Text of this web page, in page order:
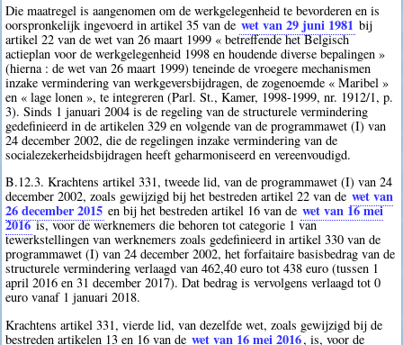
Die maatregel is aangenomen om de werkgelegenheid te bevorderen en is
oorspronkelijk ingevoerd in artikel 35 van de wet van 29 juni 1981 bij
artikel 22 van de wet van 26 maart 1999 « betreffende het Belgisch
actieplan voor de werkgelegenheid 1998 en houdende diverse bepalingen »
(hierna : de wet van 26 maart 1999) teneinde de vroegere mechanismen
inzake vermindering van werkgeversbijdragen, de zogenoemde « Maribel »
en « lage lonen », te integreren (Parl. St., Kamer, 1998-1999, nr. 1912/1, p.
3). Sinds 1 januari 2004 is de regeling van de structurele vermindering
gedefinieerd in de artikelen 329 en volgende van de programmawet (I) van
24 december 2002, die de regelingen inzake vermindering van de
socialezekerheidsbijdragen heeft geharmoniseerd en vereenvoudigd.
B.12.3. Krachtens artikel 331, tweede lid, van de programmawet (I) van 24
december 2002, zoals gewijzigd bij het bestreden artikel 22 van de wet van
26 december 2015 en bij het bestreden artikel 16 van de wet van 16 mei
2016is, voor de werknemers die behoren tot categorie 1 van
tewerkstellingen van werknemers zoals gedefinieerd in artikel 330 van de
programmawet (I) van 24 december 2002, het forfaitaire basisbedrag van de
structurele vermindering verlaagd van 462,40 euro tot 438 euro (tussen 1
april 2016 en 31 december 2017). Dat bedrag is vervolgens verlaagd tot 0
euro vanaf 1 januari 2018.
Krachtens artikel 331, vierde lid, van dezelfde wet, zoals gewijzigd bij de
bestreden artikelen 13 en 16 van de wet van 16 mei 2016, is, voor de